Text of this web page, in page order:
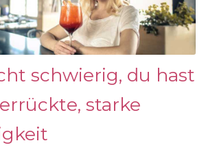
schwierig, du hast
starke